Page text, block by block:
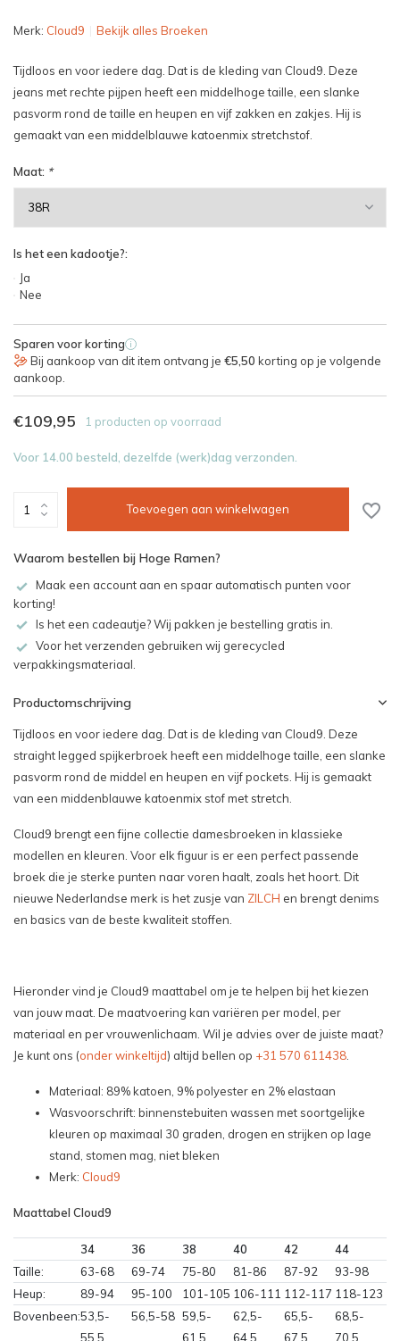
Merk: Cloud9 Bekijk alles Broeken
Tijdloos en voor iedere dag. Dat is de kleding van Cloud9. Deze
jeans met rechte pijpen heeft een middelhoge taille, een slanke
pasvorm rond de taille en heupen en vijf zakken en zakjes. Hij is
gemaakt van een middelblauwe katoenmix stretchstof.
Maat: *
Is het een kadootje?:
Ja
Nee
Sparen voor korting i
Bij aankoop van dit item ontvang je €5,50 korting op je volgende
aankoop.
€109,95 1 producten op voorraad
Voor 14.00 besteld, dezelfde (werk)dag verzonden.
Toevoegen aan winkelwagen
Waarom bestellen bij Hoge Ramen?
Maak een account aan en spaar automatisch punten voor
korting!
Is het een cadeautje? Wij pakken je bestelling gratis in.
Voor het verzenden gebruiken wij gerecycled
verpakkingsmateriaal.
Productomschrijving
Tijdloos en voor iedere dag. Dat is de kleding van Cloud9. Deze
straight legged spijkerbroek heeft een middelhoge taille, een slanke
pasvorm rond de middel en heupen en vijf pockets. Hij is gemaakt
van een middenblauwe katoenmix stof met stretch.
Cloud9 brengt een fijne collectie damesbroeken in klassieke
modellen en kleuren. Voor elk figuur is er een perfect passende
broek die je sterke punten naar voren haalt, zoals het hoort. Dit
nieuwe Nederlandse merk is het zusje van ZILCH en brengt denims
en basics van de beste kwaliteit stoffen.
Hieronder vind je Cloud9 maattabel om je te helpen bij het kiezen
van jouw maat. De maatvoering kan variëren per model, per
materiaal en per vrouwenlichaam. Wil je advies over de juiste maat?
Je kunt ons (onder winkeltijd) altijd bellen op +31 570 611438.
Materiaal: 89% katoen, 9% polyester en 2% elastaan
Wasvoorschrift: binnenstebuiten wassen met soortgelijke
kleuren op maximaal 30 graden, drogen en strijken op lage
stand, stomen mag, niet bleken
Merk: Cloud9
Maattabel Cloud9
34 36 38 40 42
44
Taille:
63-68 69-74 75-80 81-86 87-92
93-98
Heup:
89-94 95-100 101-105 106-111 112-117 118-123
Bovenbeen:53,5-
55,5
56,5-58 59,5-
61,5
62,5-
64,5
65,5-
67,5
68,5-
70,5